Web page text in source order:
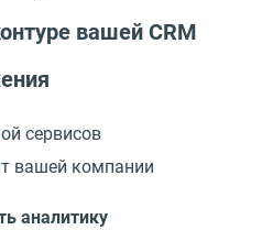
вашей CRM
сервисов
вашей компании
аналитику